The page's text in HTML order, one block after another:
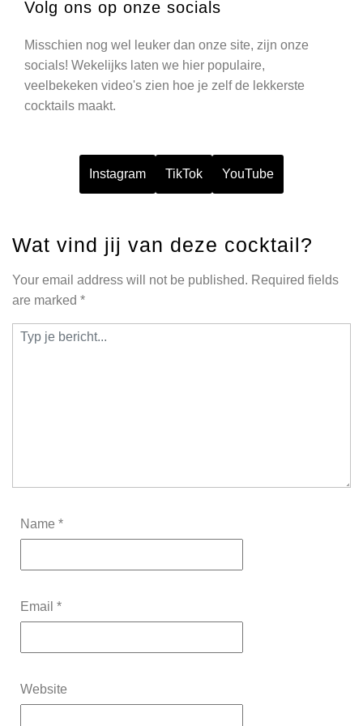
Volg ons op onze socials
Misschien nog wel leuker dan onze site, zijn onze
socials! Wekelijks laten we hier populaire,
veelbekeken video's zien hoe je zelf de lekkerste
cocktails maakt.
Instagram TikTok YouTube
Wat vind jij van deze cocktail?
Your email address will not be published. Required fields
are marked *
Name *
Email *
Website